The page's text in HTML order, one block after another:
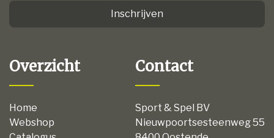
Inschrijven
Overzicht
Home
Webshop
Contact
Sport & Spel BV
Nieuwpoortsesteenweg 55